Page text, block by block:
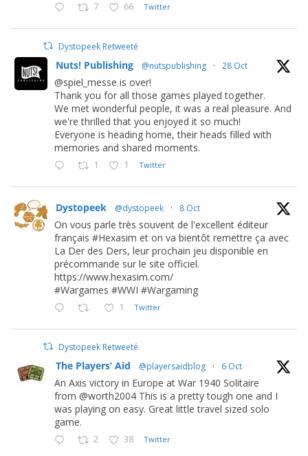
7 66 Twitter
Dystopeek Retweeté
Nuts! Publishing @nutspublishing · 28 Oct
@spiel_messe is over!
Thank you for all those games played together.
We met wonderful people, it was a real pleasure. And
we're thrilled that you enjoyed it so much!
Everyone is heading home, their heads filled with
memories and shared moments.
1 1 Twitter
Dystopeek @dystopeek · 8 Oct
On vous parle très souvent de l'excellent éditeur
français #Hexasim et on va bientôt remettre ça avec
La Der des Ders, leur prochain jeu disponible en
précommande sur le site officiel.
https://www.hexasim.com/
#Wargames #WWI #Wargaming
1 Twitter
Dystopeek Retweeté
The Players’ Aid @playersaidblog · 6 Oct
An Axis victory in Europe at War 1940 Solitaire
from @worth2004 This is a pretty tough one and I
was playing on easy. Great little travel sized solo
game.
2 38 Twitter